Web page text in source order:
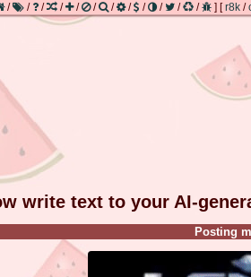
/ / / / / / / / / / / / ] [r8k/
write text to your AI-
Posting